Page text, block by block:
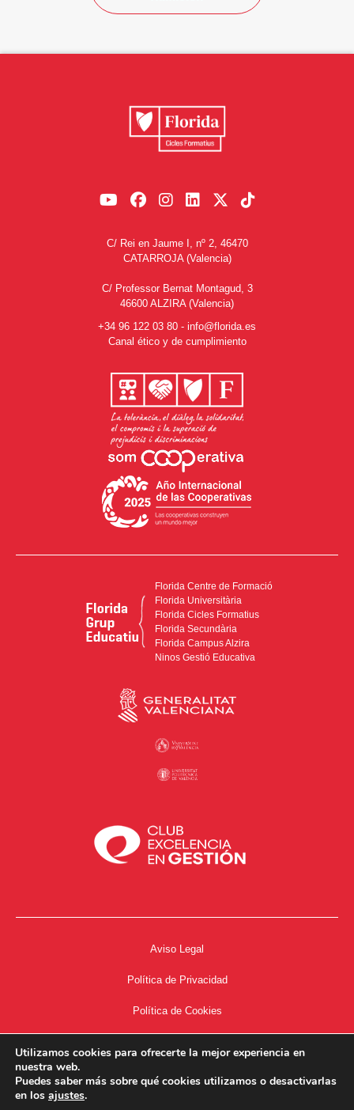
C/ Rei en Jaume I, nº 2, 46470
CATARROJA (Valencia)
C/ Professor Bernat Montagud, 3
46600 ALZIRA (Valencia)
+34 96 122 03 80 - info@florida.es
Canal ético y de cumplimiento
Florida Centre de Formació
Florida Universitària
Florida Cicles Formatius
Florida Secundària
Florida Campus Alzira
Ninos Gestió Educativa
Aviso Legal
Política de Privacidad
Política de Cookies
Utilizamos cookies para ofrecerte la mejor experiencia en
nuestra web.
Puedes saber más sobre qué cookies utilizamos o desactivarlas
en los ajustes.